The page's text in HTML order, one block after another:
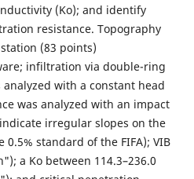
(Ko); and identify
resistance. Topography
(83 points)
infiltration via double-ring
with a constant head
was analyzed with an impact
irregular slopes on the
standard of the FIFA); VIB
a Ko between 114.3–236.0